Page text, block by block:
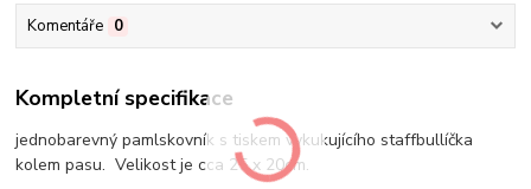
Komentáře 0
Kompletní specifikace
jednobarevný pamlskovník s tiskem vykukujícího staffbullíčka
kolem pasu. Velikost je cca 25 x 20cm.